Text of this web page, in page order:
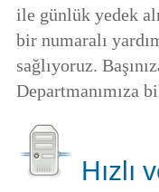
ile günlük yedek
bir numaralı
sağlıyoruz.
Departmanımıza
Hızlı